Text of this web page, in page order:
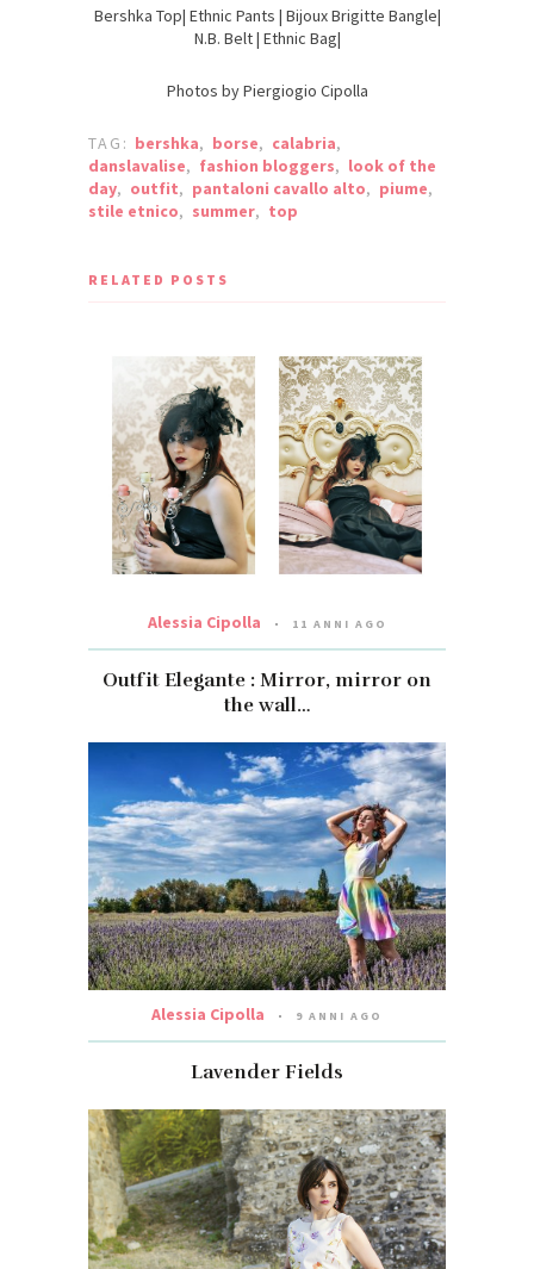
Bershka Top| Ethnic Pants | Bijoux Brigitte Bangle|
N.B. Belt | Ethnic Bag|
Photos by Piergiogio Cipolla
TAG: bershka, borse, calabria,
danslavalise, fashion bloggers, look of the
day, outfit, pantaloni cavallo alto, piume,
stile etnico, summer, top
RELATED POSTS
Alessia Cipolla 11 ANNI AGO
Outfit Elegante : Mirror, mirror on
the wall…
Alessia Cipolla 9 ANNI AGO
Lavender Fields